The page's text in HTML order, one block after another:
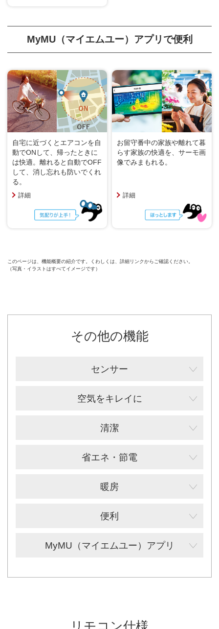
MyMU（マイエムユー）アプリで便利
自宅に近づくとエアコンを自
動でONして、帰ったときに
は快適。離れると自動でOFF
して、消し忘れも防いでくれ
る。
詳細
お留守番中の家族や離れて暮
らす家族の快適を、サーモ画
像でみまもれる。
詳細
このページは、機能概要の紹介です。くわしくは、詳細リンクからご確認ください。
（写真・イラストはすべてイメージです）
その他の機能
センサー
空気をキレイに
清潔
省エネ・節電
暖房
便利
MyMU（マイエムユー）アプリ
リモコン仕様